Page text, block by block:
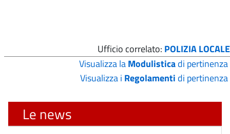
Ufficio correlato: POLIZIA LOCALE
Visualizza laModulisticadi pertinenza
Visualizza i Regolamenti di pertinenza
Le news